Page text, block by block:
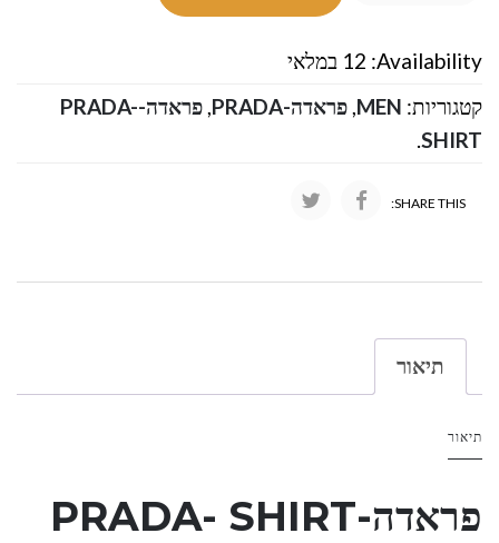
Availability: 12 במלאי
קטגוריות: MEN
,פראדה-PRADA ,
פראדה-PRADA-
SHIRT
.
SHARE THIS:
תיאור
תיאור
פראדה-PRADA- SHIRT